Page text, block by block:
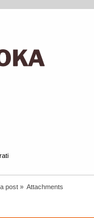
post» Attachments